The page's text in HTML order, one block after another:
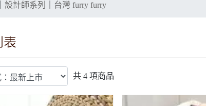
｜設計師系列 台灣 furry furry
共 4 項商品